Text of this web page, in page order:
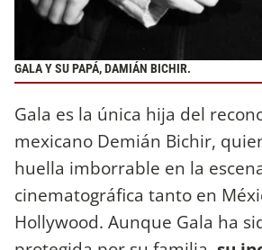
GALA Y SU PAPÁ, DAMIÁN BICHIR.
Gala es la única hija del
mexicano Demián Bichir,
huella imborrable en la
cinematográfica tanto en
Hollywood. Aunque Gala ha